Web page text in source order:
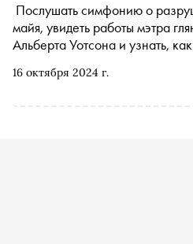
16 октября 2024 г.
Послушать симфонию о
майя, увидеть работы мэтра
Альберта Уотсона и узнать,
чем заняться и куда сходить